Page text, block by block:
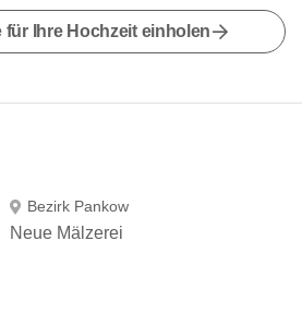
für Ihre Hochzeit einholen
Bezirk Pankow
Neue Mälzerei